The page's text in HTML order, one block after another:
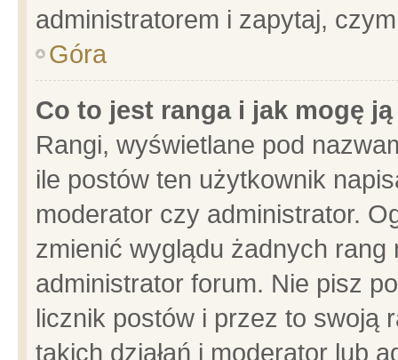
administratorem i zapytaj,
Góra
Co to jest ranga i jak mogę
Rangi, wyświetlane pod
ile postów ten użytkownik
moderator czy administrator.
zmienić wyglądu żadnych
administrator forum. Nie pisz
licznik postów i przez to swoją
takich działań i moderator lub